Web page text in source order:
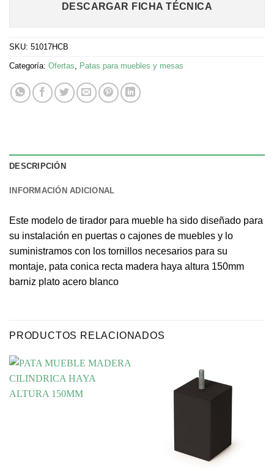
DESCARGAR FICHA TÉCNICA
SKU: 51017HCB
Categoría: Ofertas Patas para muebles y mesas
DESCRIPCIÓN
INFORMACIÓN ADICIONAL
Este modelo de tirador para mueble ha sido diseñado para
su instalación en puertas o cajones de muebles y lo
suministramos con los tornillos necesarios para su
montaje, pata conica recta madera haya altura 150mm
barniz plato acero blanco
PRODUCTOS RELACIONADOS